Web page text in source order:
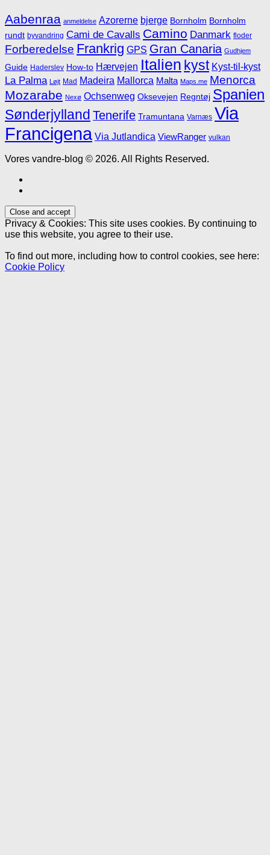
Aabenraa anmeldelse Azorerne bjerge Bornholm Bornholm
rundt byvandring Cami de Cavalls Camino Danmark floder
Forberedelse Frankrig GPS Gran Canaria Gudhjem
Guide Haderslev How-to Hærvejen Italien kyst Kyst-til-kyst
La Palma Løjt Mad Madeira Mallorca Malta Maps.me Menorca
Mozarabe Nexø Ochsenweg Oksevejen Regntøj Spanien
Sønderjylland Tenerife Tramuntana Varnæs Via
Francigena Via Jutlandica ViewRanger vulkan
Vores vandre-blog © 2026. All Rights Reserved.
Privacy & Cookies: This site uses cookies. By continuing to
use this website, you agree to their use.
To find out more, including how to control cookies, see here:
Cookie Policy